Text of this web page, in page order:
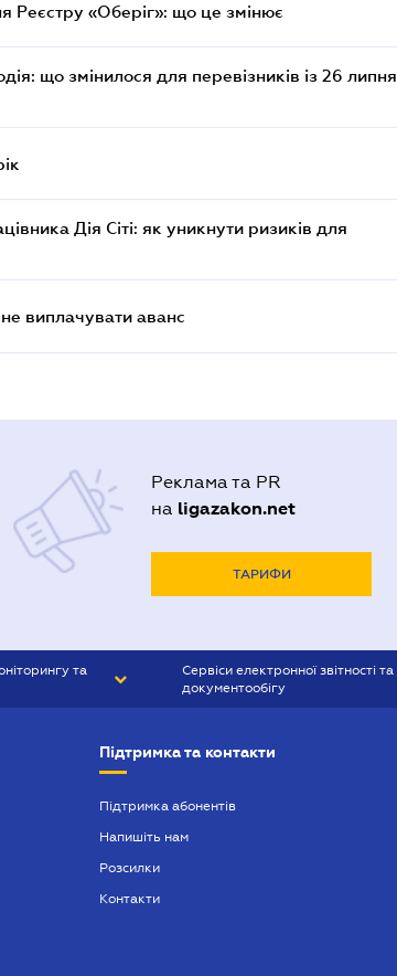
Реєстру «Оберіг»: що це змінює
що змінилося для перевізників із 26 липня
Дія Сіті: як уникнути ризиків для
виплачувати аванс
Реклама та PR
на ligazakon.net
ТАРИФИ
та
Сервіси електронної звітності та
документообігу
Підтримка та контакти
Підтримка абонентів
Напишіть нам
Розсилки
Контакти